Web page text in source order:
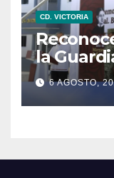
CD. VICTORIA
la
llegada
6 AGOSTO,